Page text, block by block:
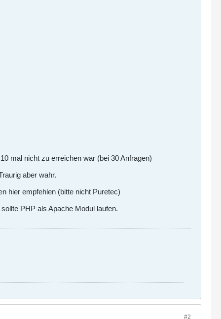
mal nicht zu erreichen war (bei 30 Anfragen)
aber wahr.
hier empfehlen (bitte nicht Puretec)
PHP als Apache Modul laufen.
#2